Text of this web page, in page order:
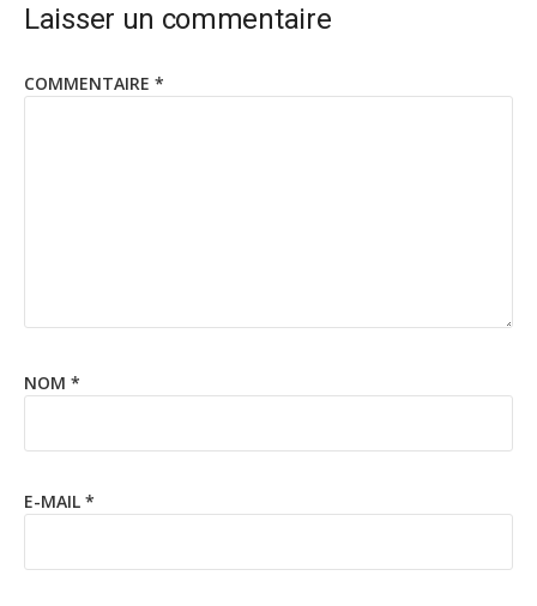
Laisser un commentaire
COMMENTAIRE *
NOM *
E-MAIL *